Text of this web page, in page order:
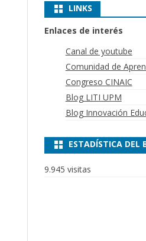
LINKS
Enlaces de interés
Canal de youtube
Comunidad de
Congreso CINAIC
Blog LITI UPM
Blog Innovación
ESTADÍSTICA DEL
9.945 visitas